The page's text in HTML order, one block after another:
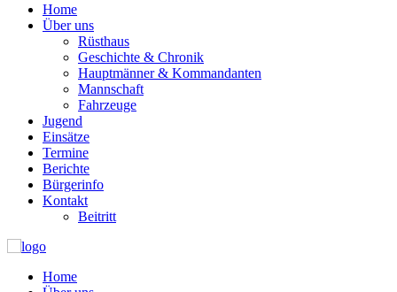
Home
Über uns
Rüsthaus
Geschichte & Chronik
Hauptmänner & Kommandanten
Mannschaft
Fahrzeuge
Jugend
Einsätze
Termine
Berichte
Bürgerinfo
Kontakt
Beitritt
Home